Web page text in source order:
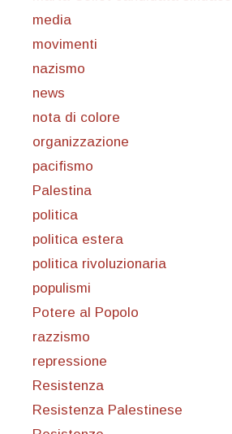
media
movimenti
nazismo
news
nota di colore
organizzazione
pacifismo
Palestina
politica
politica estera
politica rivoluzionaria
populismi
Potere al Popolo
razzismo
repressione
Resistenza
Resistenza Palestinese